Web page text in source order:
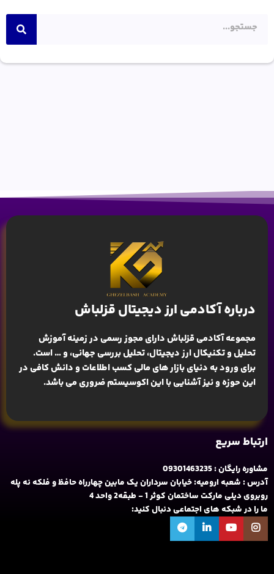
درباره آکادمی ارز دیجیتال قزلباش
مجموعه آکادمی قزلباش دارای مجوز رسمی در زمینهآموزش
تحلیل و تکنیکال ارز دیجیتال، تحلیل بررسی جهانی، و … است.
برای ورود به دنیای بازار های مالی کسب اطلاعات و دانش کافی در
این حوزه و نیز آشنایی با این اکوسیستم ضروری می باشد.
ارتباط سریع
مشاوره رایگان : 09301463235
آدرس : شعبه ارومیه: خیابان سرداران یک مابین چهارراه حافظ و فلکه نه پله
روبروی دیلی مارکت ساختمان کوثر 1 - طبقه2 واحد 4
ما را در شبکه های اجتماعی دنبال کنید: